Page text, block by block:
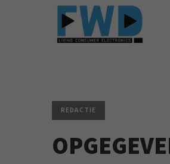
REDACTIE